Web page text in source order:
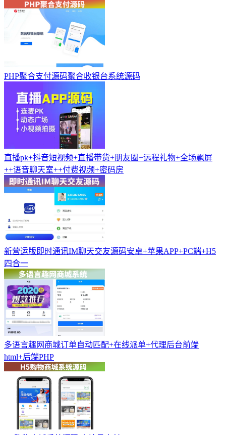
PHP聚合支付源码聚合收银台系统源码
直播pk+抖音短视频+直播带货+朋友圈+远程礼物+全场飘屏
++语音聊天室++付费视频+密码房
新营运版即时通讯IM聊天交友源码安卓+苹果APP+PC端+H5
四合一
多语言趣网商城订单自动匹配+在线派单+代理后台前端
html+后端PHP